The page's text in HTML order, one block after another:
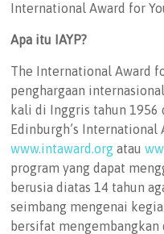
International Award for
Apa itu IAYP?
The International Award
penghargaan
kali di Inggris tahun 1956
Edinburgh’s International
www.intaward.org atau
program yang dapat
berusia diatas 14 tahun
seimbang mengenai
bersifat